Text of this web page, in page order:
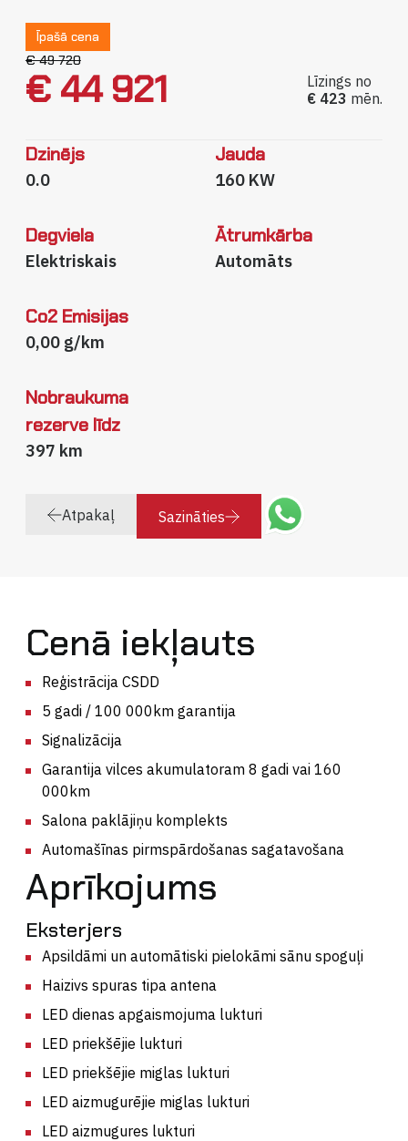
Īpašā cena
€ 49 720
€ 44 921
Līzings no
€ 423 mēn.
Dzinējs
0.0
Jauda
160 KW
Degviela
Elektriskais
Ātrumkārba
Automāts
Co2 Emisijas
0,00 g/km
Nobraukuma
rezerve līdz
397 km
Atpakaļ Sazināties
Cenā iekļauts
Reģistrācija CSDD
5 gadi / 100 000km garantija
Signalizācija
Garantija vilces akumulatoram 8 gadi vai 160
000km
Salona paklājiņu komplekts
Automašīnas pirmspārdošanas sagatavošana
Aprīkojums
Eksterjers
Apsildāmi un automātiski pielokāmi sānu spoguļi
Haizivs spuras tipa antena
LED dienas apgaismojuma lukturi
LED priekšējie lukturi
LED priekšējie miglas lukturi
LED aizmugurējie miglas lukturi
LED aizmugures lukturi